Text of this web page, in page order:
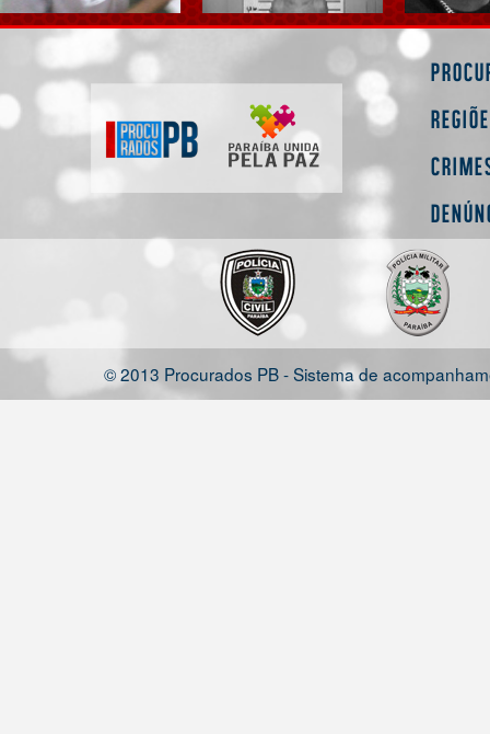
© 2013 Procurados PB - Sistema de